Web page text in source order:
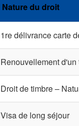
Nature du droit
1re délivrance carte
Renouvellement d'un
Droit de timbre –
Visa de long séjour